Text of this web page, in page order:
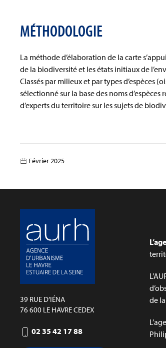
MÉTHODOLOGIE
La méthode d’élaboration de la carte
de la biodiversité et les états initiaux de
Classés par milieux et par types d’espèces
sélectionné sur la base des noms
d’experts du territoire sur les sujets de
Février 2025
39 RUE D’IÉNA
76 600 LE HAVRE CEDEX
02 35 42 17 88
de